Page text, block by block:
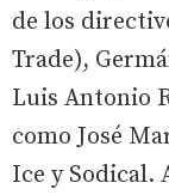
de los
Trade),
Luis Antonio
como José
Ice y Sodical.